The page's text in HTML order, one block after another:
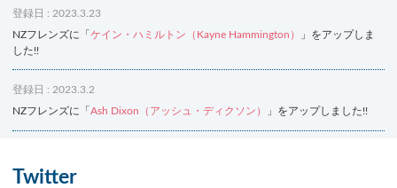
登録日 : 2023.3.23
NZフレンズに「 ケイン・ハミルトン（Kayne Hammington）
」をアップしま
した!!
登録日 : 2023.3.2
NZフレンズに「 Ash Dixon（アッシュ・ディクソン） 」をアップしました!!
NZフレンズに「
Twitter